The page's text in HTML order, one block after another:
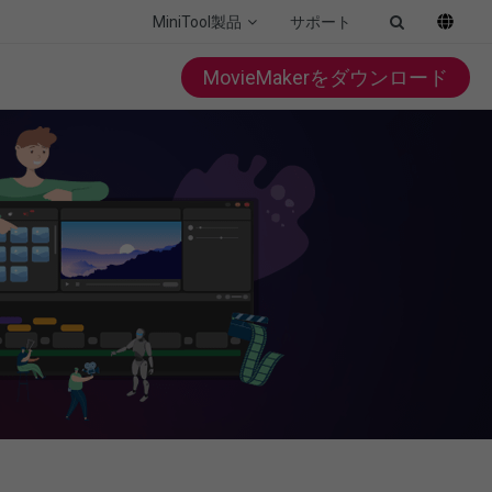
MiniTool製品 サポート
MovieMakerをダウンロード